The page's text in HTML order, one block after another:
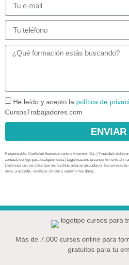
He leído y acepto la política de
CursosTrabajadores.com
ENVIAR
Responsable: Confislab Asesoramiento e Inversión S.L. | Finalidad:
contacto contigo para cualquier duda | Legitimación: tu consentimiento al
Destinatarios: los datos que me facilitas estarán ubicados en los
otros, a acceder, rectificar, limitar y suprimir tus datos.
Más de 7.000 cursos online para
gratuitos para tu